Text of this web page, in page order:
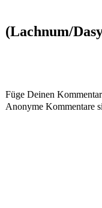
(Lachnum/
Füge Deinen
Anonyme Kommentare